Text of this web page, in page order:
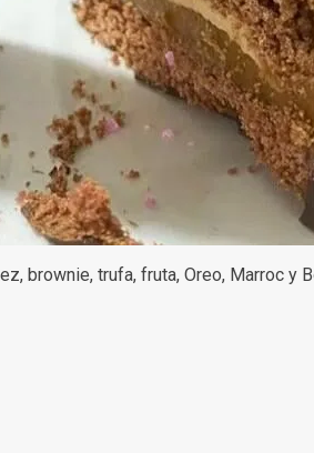
brownie, trufa, fruta, Oreo, Marroc y